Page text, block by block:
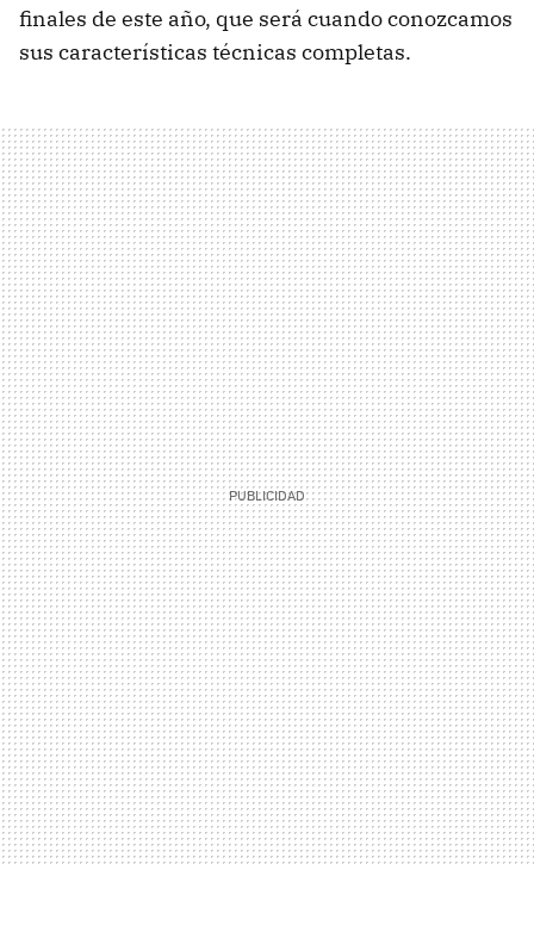
finales de este año, que será cuando conozcamos
sus características técnicas completas.